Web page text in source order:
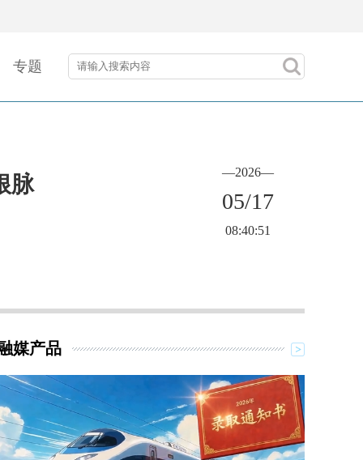
专题
脉 —2026—
05/17
08:40:51
媒产品